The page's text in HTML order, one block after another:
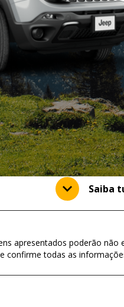
Saiba
apresentados poderão não
confirme todas as